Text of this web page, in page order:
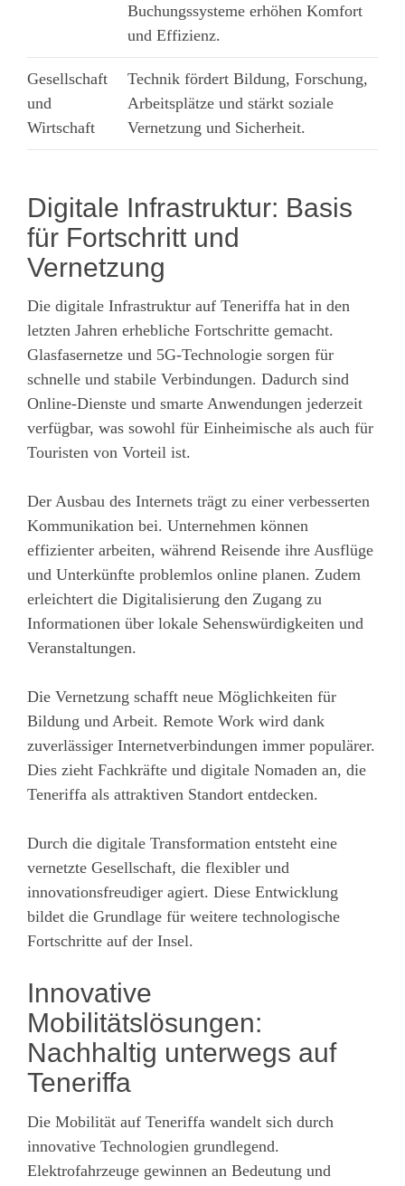
Buchungssysteme erhöhen Komfort
und Effizienz.
Gesellschaft
und
Wirtschaft
Technik fördert Bildung, Forschung,
Arbeitsplätze und stärkt soziale
Vernetzung und Sicherheit.
Digitale Infrastruktur: Basis
für Fortschritt und
Vernetzung
Die digitale Infrastruktur auf Teneriffa hat in den
letzten Jahren erhebliche Fortschritte gemacht.
Glasfasernetze und 5G-Technologie sorgen für
schnelle und stabile Verbindungen. Dadurch sind
Online-Dienste und smarte Anwendungen jederzeit
verfügbar, was sowohl für Einheimische als auch für
Touristen von Vorteil ist.
Der Ausbau des Internets trägt zu einer verbesserten
Kommunikation bei. Unternehmen können
effizienter arbeiten, während Reisende ihre Ausflüge
und Unterkünfte problemlos online planen. Zudem
erleichtert die Digitalisierung den Zugang zu
Informationen über lokale Sehenswürdigkeiten und
Veranstaltungen.
Die Vernetzung schafft neue Möglichkeiten für
Bildung und Arbeit. Remote Work wird dank
zuverlässiger Internetverbindungen immer populärer.
Dies zieht Fachkräfte und digitale Nomaden an, die
Teneriffa als attraktiven Standort entdecken.
Durch die digitale Transformation entsteht eine
vernetzte Gesellschaft, die flexibler und
innovationsfreudiger agiert. Diese Entwicklung
bildet die Grundlage für weitere technologische
Fortschritte auf der Insel.
Innovative
Mobilitätslösungen:
Nachhaltig unterwegs auf
Teneriffa
Die Mobilität auf Teneriffa wandelt sich durch
innovative Technologien grundlegend.
Elektrofahrzeuge gewinnen an Bedeutung und